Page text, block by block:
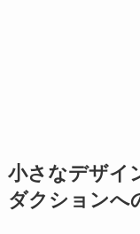
小さなデザイ
ダクションへ